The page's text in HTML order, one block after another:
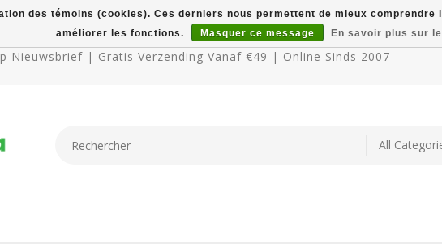
Nieuwsbrief | Gratis Verzending Vanaf €49 | Online Sinds 2007
des témoins (cookies). Ces derniers nous permettent de mieux
améliorer les fonctions.
Masquer ce message En savoir plus sur